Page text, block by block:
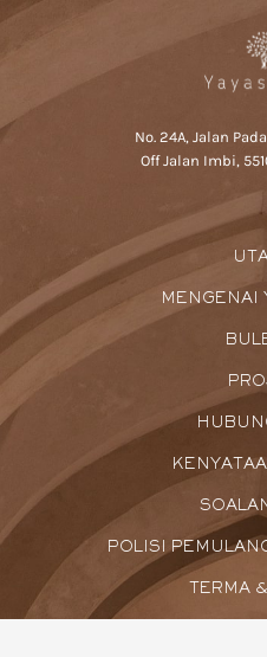
No. 24A, Jalan
Off Jalan Imbi,
MENGENAI
POLISI
TERMA